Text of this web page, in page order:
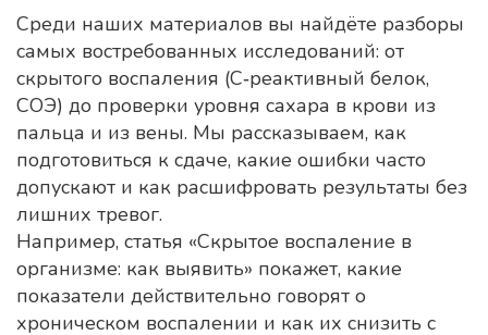
Среди наших материалов вы найдёте разборы
самых востребованных исследований: от
скрытого воспаления (С‑реактивный белок,
СОЭ) до проверки уровня сахара в крови из
пальца и из вены. Мы рассказываем, как
подготовиться к сдаче, какие ошибки часто
допускают и как расшифровать результаты без
лишних тревог.
Например, статья «Скрытое воспаление в
организме: как выявить» покажет, какие
показатели действительно говорят о
хроническом воспалении и как их снизить с